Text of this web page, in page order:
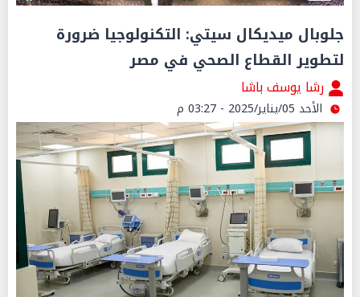
جلوبال ميديكال سيتي: التكنولوجيا ضرورة
لتطوير القطاع الصحي في مصر
رشا يوسف باشا
الأحد 05/يناير/2025 - 03:27 م